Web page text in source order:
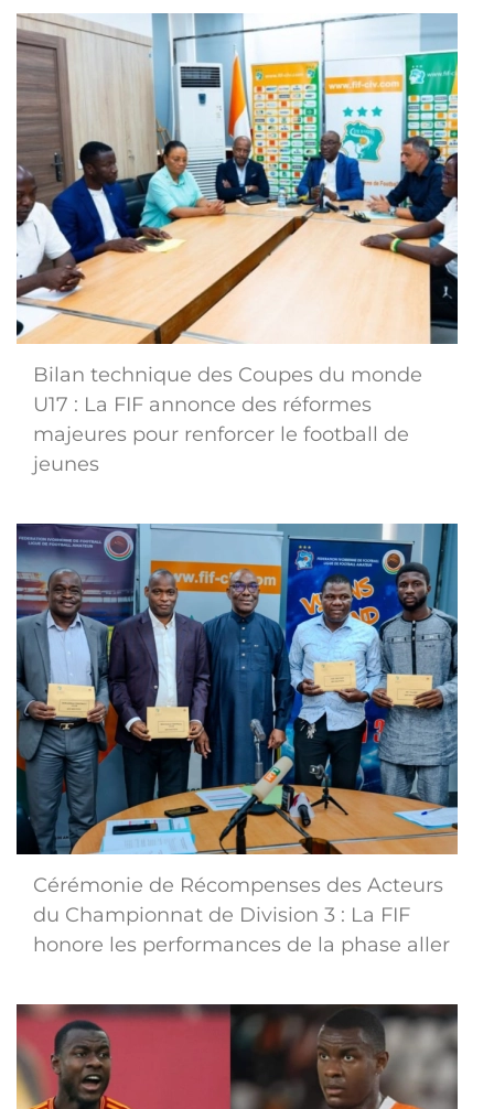
Bilan technique des Coupes du monde
U17 : La FIF annonce des réformes
majeures pour renforcer le football de
jeunes
Cérémonie de Récompenses des Acteurs
du Championnat de Division 3 : La FIF
honore les performances de la phase aller